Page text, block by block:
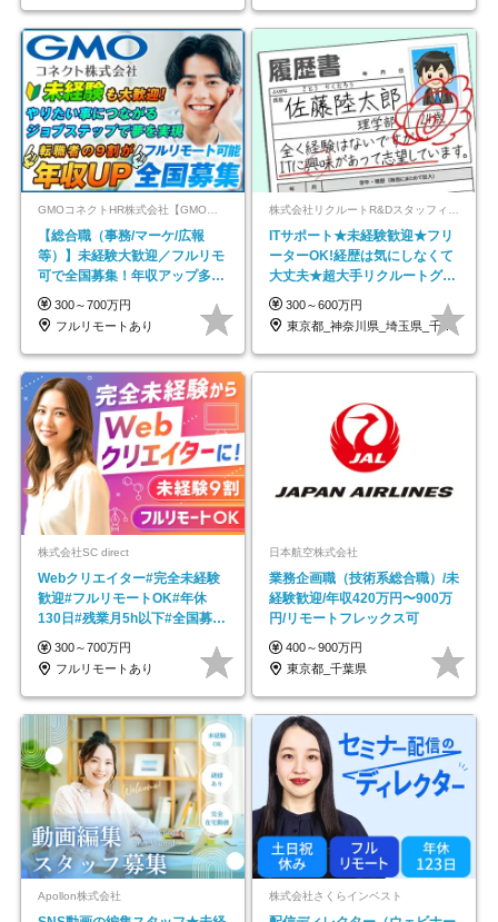
GMOコネクトHR株式会社【GMOインターネットグループ】
【総合職（事務/マーケ/広報
等）】未経験大歓迎／フルリモ
可で全国募集！年収アップ多数
★年休最大130日★
300～700万円
フルリモートあり
ITサポート★未経験歓迎★フリ
ーターOK!経歴は気にしなくて
大丈夫★超大手リクルートグル
ープの正社員/sg
300～600万円
東京都_神奈川県_埼玉県_千葉県_大阪府…
株式会社SC direct
Webクリエイター#完全未経験
歓迎#フルリモートOK#年休
130日#残業月5h以下#全国募集
#最大1年の研修
300～700万円
フルリモートあり
日本航空株式会社
業務企画職（技術系総合職）/未
経験歓迎/年収420万円〜900万
円/リモートフレックス可
400～900万円
東京都_千葉県
Apollon株式会社 株式会社さくらインベスト